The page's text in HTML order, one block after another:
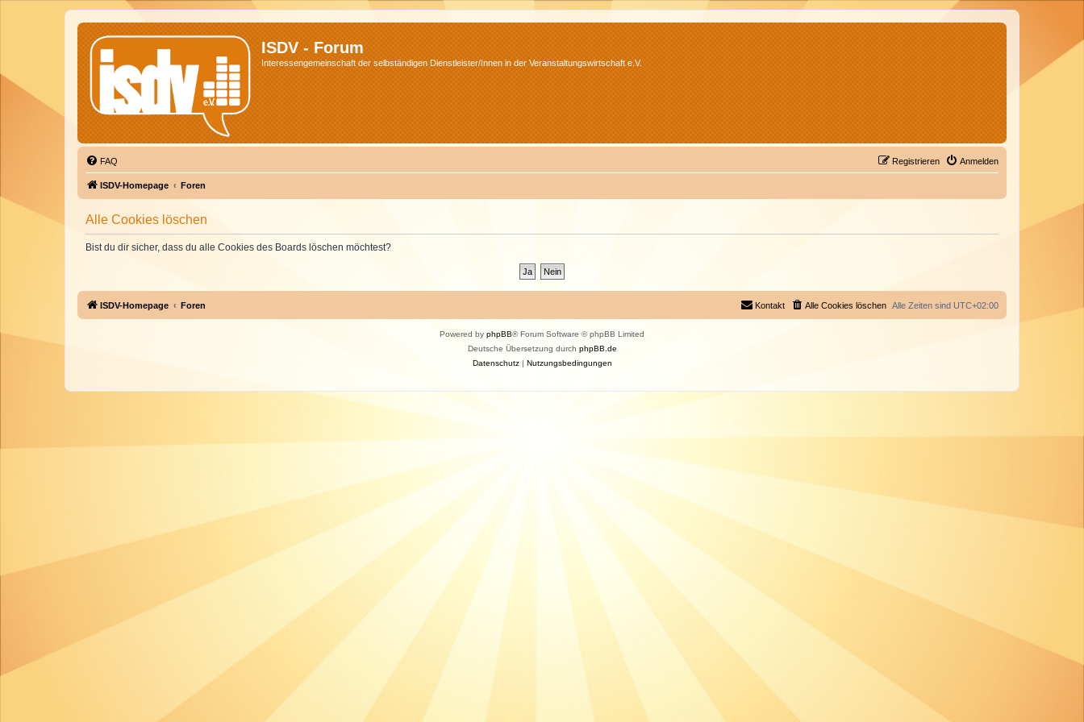
ISDV - Forum
Interessengemeinschaft der selbständigen Dienstleister/Innen in der Veranstaltungswirtschaft e.V.
FAQ Anmelden
Registrieren
ISDV-Homepage Foren
Alle Cookies löschen
Bist du dir sicher, dass du alle Cookies des Boards löschen möchtest?
ISDV-Homepage Foren Alle Zeiten sind UTC+02:00
Alle Cookies löschen
Kontakt
Powered by phpBB® Forum Software © phpBB Limited
Deutsche Übersetzung durch phpBB.de
Datenschutz| Nutzungsbedingungen